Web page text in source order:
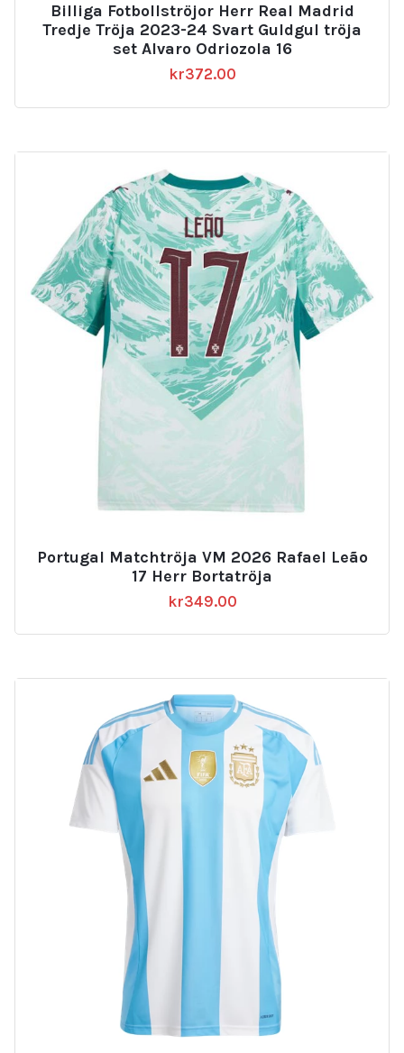
Billiga Fotbollströjor Herr Real Madrid
Tredje Tröja 2023-24 Svart Guldgul tröja
set Alvaro Odriozola 16
kr372.00
Portugal Matchtröja VM 2026 Rafael Leão
17 Herr Bortatröja
kr349.00